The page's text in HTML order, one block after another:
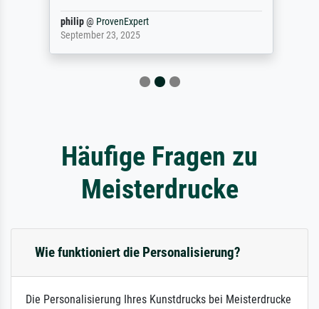
philip@ ProvenExpert
September 23, 2025
Häufige Fragen zu
Meisterdrucke
Wie funktioniert die Personalisierung?
Die Personalisierung Ihres Kunstdrucks bei Meisterdrucke